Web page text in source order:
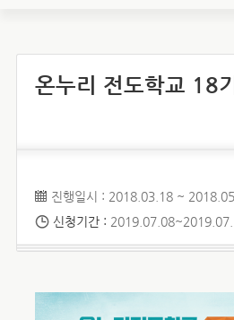
온누리 전도학교 18
진행일시 : 2018.03.18 ~
신청기간 :